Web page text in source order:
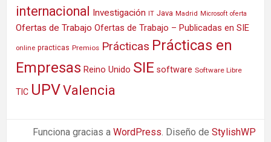
internacional Investigación IT Java Madrid Microsoft oferta
Ofertas de Trabajo Ofertas de Trabajo – Publicadas en SIE
online practicas Premios Prácticas Prácticas en
Empresas Reino Unido SIE software Software Libre
TIC UPVValencia
Funciona gracias a WordPress . Diseño de StylishWP